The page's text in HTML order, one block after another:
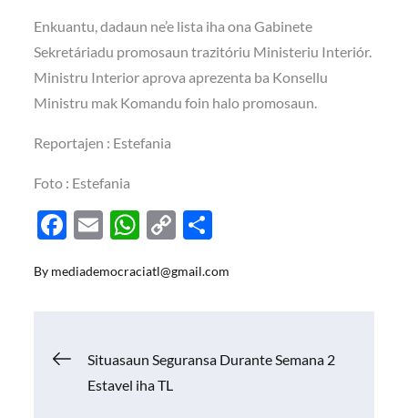
Enkuantu, dadaun ne’e lista iha ona Gabinete
Sekretáriadu promosaun trazitóriu Ministeriu Interiór.
Ministru Interior aprova aprezenta ba Konsellu
Ministru mak Komandu foin halo promosaun.
Reportajen : Estefania
Foto : Estefania
F
e
o
E
ail
W
at
p
p
C
p
n
ar
By mediademocraciatl@gmail.com
Navigasi
Situasaun Seguransa Durante Semana 2
Estavel iha TL